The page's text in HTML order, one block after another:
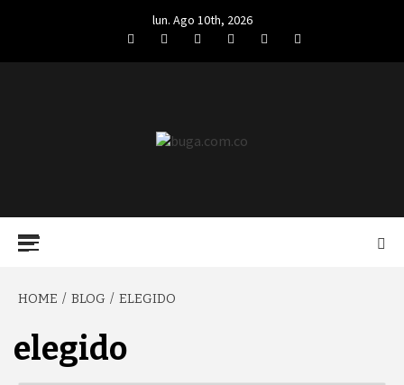
lun. Ago 10th, 2026
FacebookTwitterLinkedIn
VK YouTubeInstagram
HOME BLOG ELEGIDO
elegido